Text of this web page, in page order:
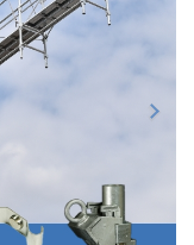
選ばれる理由